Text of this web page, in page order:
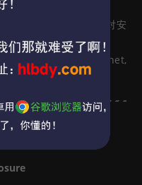
法完全保证信息的绝对安
of the internet,